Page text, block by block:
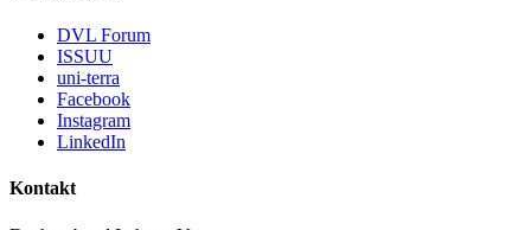
DVL Forum
ISSUU
uni-terra
Facebook
Instagram
LinkedIn
Kontakt